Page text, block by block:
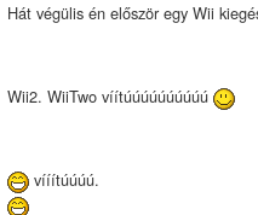
Hát végülis én először egy Wii
Wii2. WiiTwo víítúúúúúúúúúú
vííítúúúú.